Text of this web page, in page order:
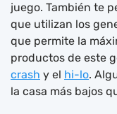
juego. También te
que utilizan los
que permite la
productos de este
crash y el hi-lo.
la casa más bajos